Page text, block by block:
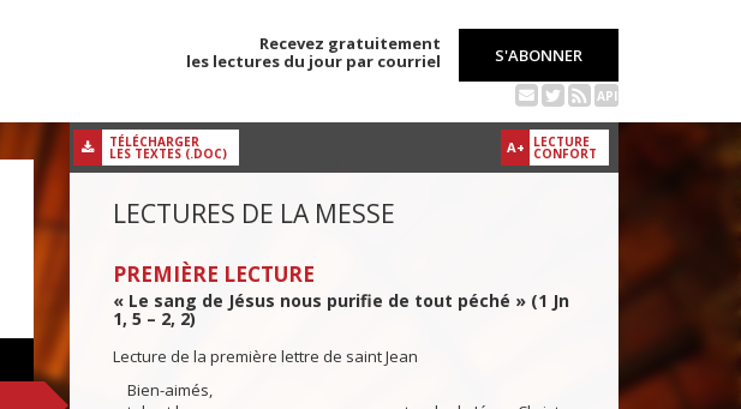
Recevez gratuitement
les lectures du jour par courriel
S'ABONNER
API
A+ LECTURE
CONFORT
TÉLÉCHARGER
LES TEXTES (.DOC)
LECTURES DE LA MESSE
PREMIÈRE LECTURE
« Le sang de Jésus nous purifie de tout péché » (1 Jn
1, 5 – 2, 2)
Lecture de la première lettre de saint Jean
Bien-aimés,